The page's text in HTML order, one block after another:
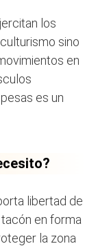
los
sino
en
es un
libertad de
en forma
la zona